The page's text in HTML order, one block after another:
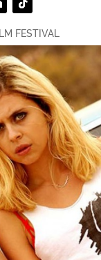
FESTIVAL